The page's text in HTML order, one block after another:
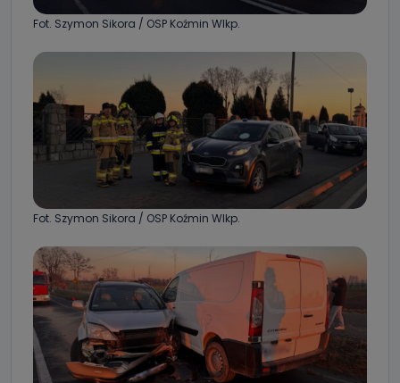
Fot. Szymon Sikora / OSP Koźmin Wlkp.
Fot. Szymon Sikora / OSP Koźmin Wlkp.